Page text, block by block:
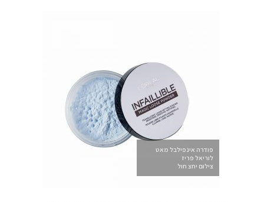
פודרה אינפילבל מאט
לוריאל פריז
צילום יחצ חול